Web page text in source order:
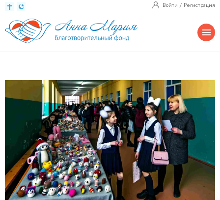
Войти Регистрация